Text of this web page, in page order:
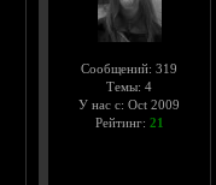
Сообщений: 319
Темы: 4
У нас с: Oct 2009
Рейтинг: 21